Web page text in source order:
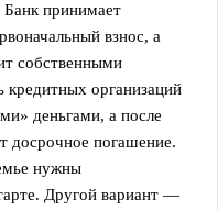
Банк принимает
взнос, а
собственными
кредитных организаций
деньгами, а после
досрочное погашение.
нужны
Другой вариант —